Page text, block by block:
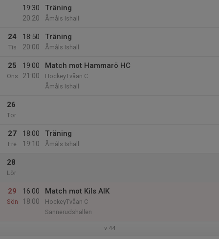
19:30
20:20
Träning
Åmåls Ishall
24
Tis
18:50
20:00
Träning
Åmåls Ishall
25
Ons
19:00
21:00
Match mot Hammarö HC
HockeyTvåan C
Åmåls Ishall
26
Tor
27
Fre
18:00
19:10
Träning
Åmåls Ishall
28
Lör
29
Sön
16:00
18:00
Match mot Kils AIK
HockeyTvåan C
Sannerudshallen
v.44